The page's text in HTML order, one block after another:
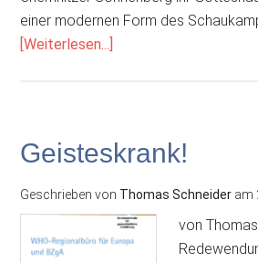
einer modernen Form des
[Weiterlesen...]
Geisteskrank!
Geschrieben von Thomas Schneider am
von